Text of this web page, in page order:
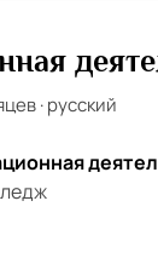
·русский